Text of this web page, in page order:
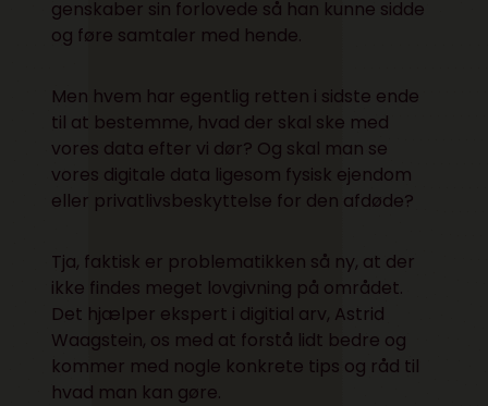
genskaber sin forlovede så han kunne sidde
og føre samtaler med hende.
Men hvem har egentlig retten i sidste ende
til at bestemme, hvad der skal ske med
vores data efter vi dør? Og skal man se
vores digitale data ligesom fysisk ejendom
eller privatlivsbeskyttelse for den afdøde?
Tja, faktisk er problematikken så ny, at der
ikke findes meget lovgivning på området.
Det hjælper ekspert i digitial arv, Astrid
Waagstein, os med at forstå lidt bedre og
kommer med nogle konkrete tips og råd til
hvad man kan gøre.